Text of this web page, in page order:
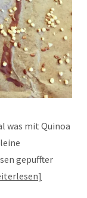
was mit Quinoa
gepuffter